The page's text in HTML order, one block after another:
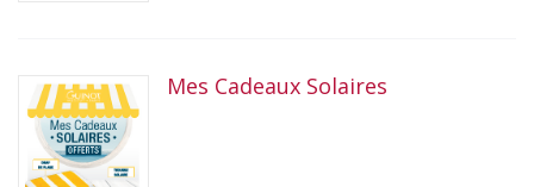
Mes Cadeaux Solaires